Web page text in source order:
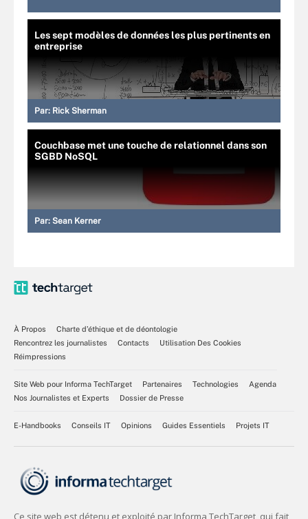
Les sept modèles de données les plus pertinents en
entreprise
Par: Rick Sherman
Couchbase met une touche de relationnel dans son
SGBD NoSQL
Par: Sean Kerner
À Propos
Charte d’éthique et de déontologie
Rencontrez les journalistes
Contacts
Utilisation Des Cookies
Réimpressions
Site Web pour Informa TechTarget Partenaires Technologies
Agenda
Nos Journalistes et Experts
Dossier de Presse
E-Handbooks Conseils IT Opinions Guides Essentiels Projets IT